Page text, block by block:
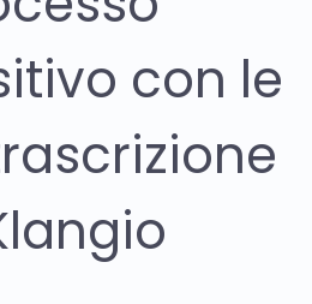
con le